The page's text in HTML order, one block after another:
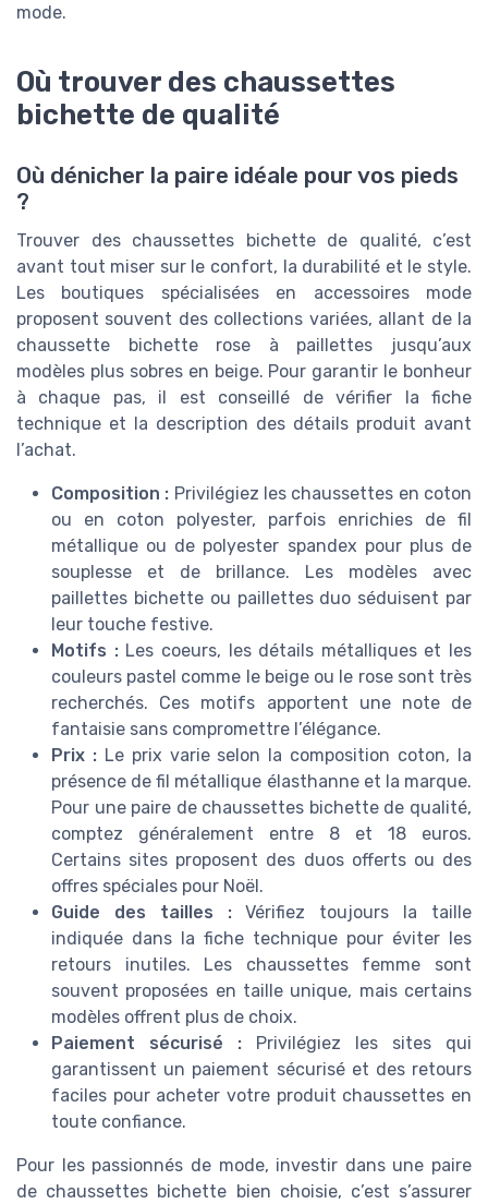
mode.
Où trouver des chaussettes
bichette de qualité
Où dénicher la paire idéale pour vos pieds
?
Trouver des chaussettes bichette de qualité, c’est
avant tout miser sur le confort, la durabilité et le style.
Les boutiques spécialisées en accessoires mode
proposent souvent des collections variées, allant de la
chaussette bichette rose à paillettes jusqu’aux
modèles plus sobres en beige. Pour garantir le bonheur
à chaque pas, il est conseillé de vérifier la fiche
technique et la description des détails produit avant
l’achat.
Composition : Privilégiez les chaussettes en coton
ou en coton polyester, parfois enrichies de fil
métallique ou de polyester spandex pour plus de
souplesse et de brillance. Les modèles avec
paillettes bichette ou paillettes duo séduisent par
leur touche festive.
Motifs :Les coeurs, les détails métalliques et les
couleurs pastel comme le beige ou le rose sont très
recherchés. Ces motifs apportent une note de
fantaisie sans compromettre l’élégance.
Prix :Le prix varie selon la composition coton, la
présence de fil métallique élasthanne et la marque.
Pour une paire de chaussettes bichette de qualité,
comptez généralement entre 8 et 18 euros.
Certains sites proposent des duos offerts ou des
offres spéciales pour Noël.
Guide des tailles :Vérifiez toujours la taille
indiquée dans la fiche technique pour éviter les
retours inutiles. Les chaussettes femme sont
souvent proposées en taille unique, mais certains
modèles offrent plus de choix.
Paiement sécurisé : Privilégiez les sites qui
garantissent un paiement sécurisé et des retours
faciles pour acheter votre produit chaussettes en
toute confiance.
Pour les passionnés de mode, investir dans une paire
de chaussettes bichette bien choisie, c’est s’assurer